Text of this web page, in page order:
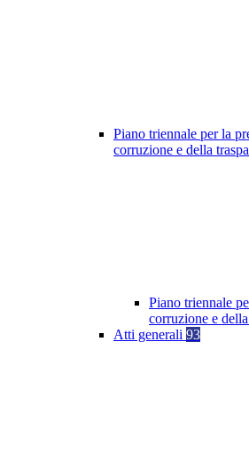
Piano triennale per la
corruzione e della
Piano triennale
corruzione e
Atti generali 93